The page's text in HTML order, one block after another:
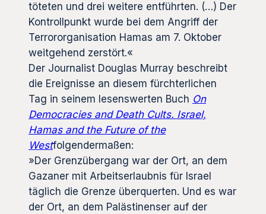
töteten und drei weitere entführten. (…) Der
Kontrollpunkt wurde bei dem Angriff der
Terrororganisation Hamas am 7. Oktober
weitgehend zerstört.«
Der Journalist Douglas Murray beschreibt
die Ereignisse an diesem fürchterlichen
Tag in seinem lesenswerten Buch On
Democracies and Death Cults. Israel,
Hamas and the Future of the
Westfolgendermaßen:
»Der Grenzübergang war der Ort, an dem
Gazaner mit Arbeitserlaubnis für Israel
täglich die Grenze überquerten. Und es war
der Ort, an dem Palästinenser auf der